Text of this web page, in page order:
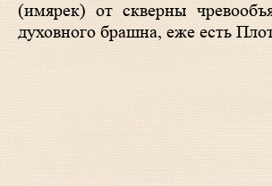
(имярек) от скверны
духовного брашна, еже есть